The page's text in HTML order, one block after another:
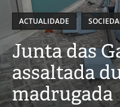
ACTUALIDADE
Junta das
assaltada
madrugada